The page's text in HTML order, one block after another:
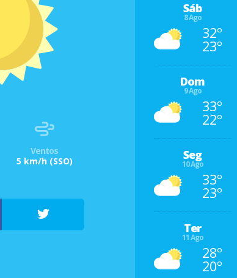
Ventos
5 km/h (SSO)
Sáb
8 Ago
32º
23º
Dom
9 Ago
33º
22º
Seg
10 Ago
33º
23º
Ter
11 Ago
28º
20º